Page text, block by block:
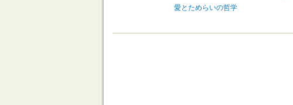
愛とためらいの哲学